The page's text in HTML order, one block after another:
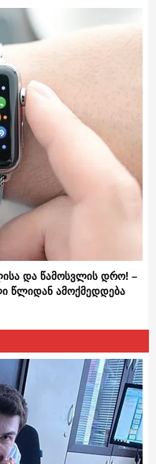
და წამოსვლის დრო! –
წლიდან ამოქმედდება